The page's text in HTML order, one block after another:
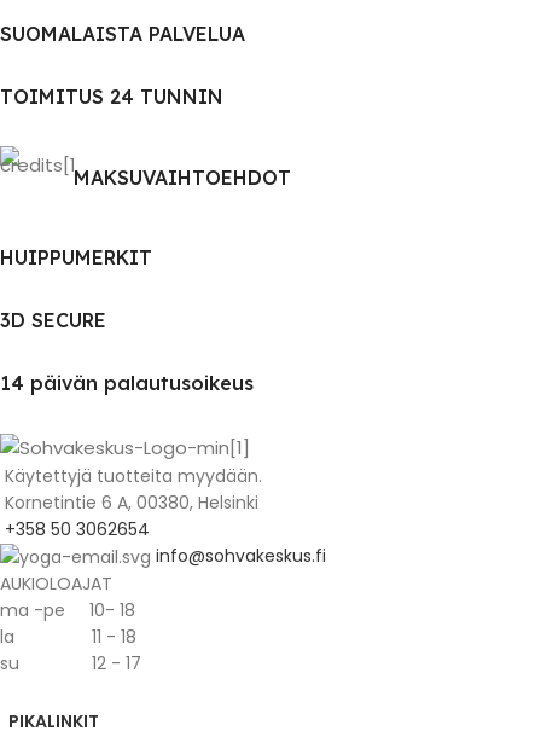
SUOMALAISTA PALVELUA
TOIMITUS 24 TUNNIN
MAKSUVAIHTOEHDOT
HUIPPUMERKIT
3D SECURE
14 päivän palautusoikeus
Käytettyjä tuotteita myydään.
Kornetintie 6 A, 00380, Helsinki
+358 50 3062654
info@sohvakeskus.fi
AUKIOLOAJAT
ma -pe 10- 18
la 11 - 18
su 12 - 17
PIKALINKIT